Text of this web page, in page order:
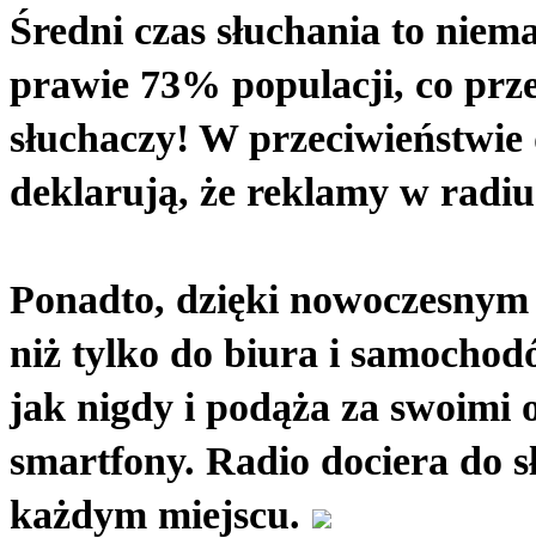
Średni czas słuchania to
prawie 73% populacji, co
słuchaczy! W
deklarują, że reklamy w
Ponadto, dzięki
niż tylko do biura i
jak nigdy i podąża za swoimi
smartfony. Radio dociera do
każdym miejscu.